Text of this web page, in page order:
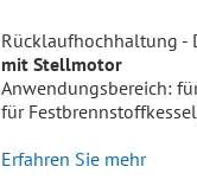
Rücklaufhochhaltung -
mit Stellmotor
Anwendungsbereich:
für
Erfahren Sie mehr